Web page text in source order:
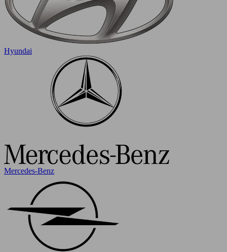
Hyundai
Mercedes-Benz